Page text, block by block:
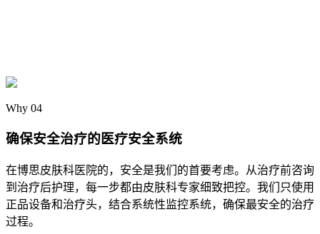
Why 04
确保安全治疗的医疗安全系统
在博思皮肤科医院的，安全是我们的首要考虑。从治疗前咨询
到治疗后护理，每一步都由皮肤科专家细致把控。我们只使用
正品设备和治疗头，结合系统性监控系统，确保最安全的治疗
过程。